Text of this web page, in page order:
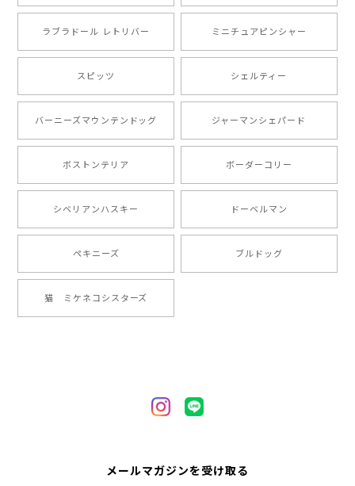
【 自然に囲まれた ポメラニアン 】マグカップ 犬 ペット うちの子 犬グッズ ギフト プレゼント 母の日
りまして、元気な時の顔がそっくりだったので、注文し
ました。ありがとうございました。
2024/05/22
2024/05/04
ラブラドール レトリバー ミニチュアピンシャー
スピッツ シェルティー
バーニーズマウンテンドッグ ジャーマンシェパード
ボストンテリア ボーダーコリー
シベリアンハスキー ドーベルマン
ペキニーズ ブルドッグ
猫 ミケネコシスターズ
メールマガジンを受け取る